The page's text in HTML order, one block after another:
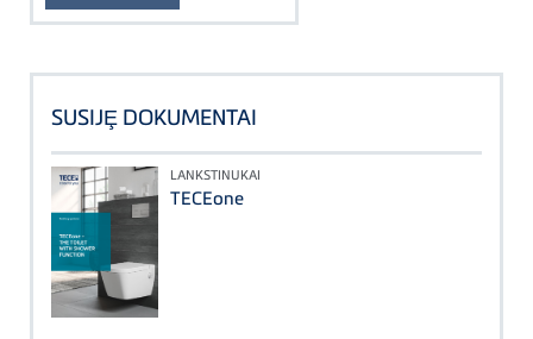
SUSIJȨ DOKUMENTAI
LANKSTINUKAI
TECEone